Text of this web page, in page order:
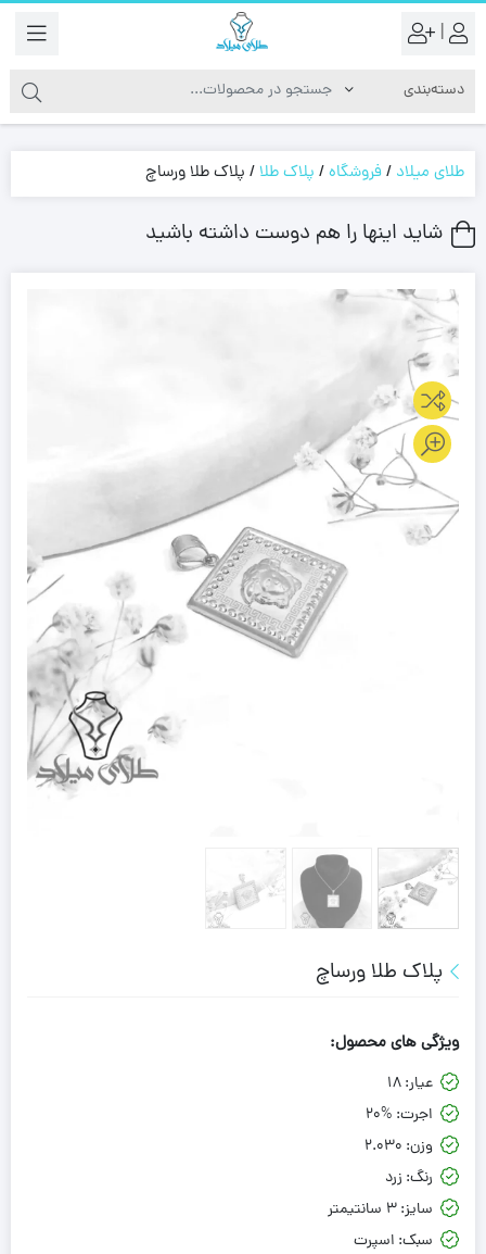
|
طلای میلاد /فروشگاه/ پلاک طلا/ پلاک طلا ورساچ
شاید اینها را هم دوست داشته باشید
پلاک طلا ورساچ
ویژگی های محصول:
عیار:18
اجرت: 20%
وزن: 2.030
رنگ: زرد
سایز:3 سانتیمتر
سبک: اسپرت